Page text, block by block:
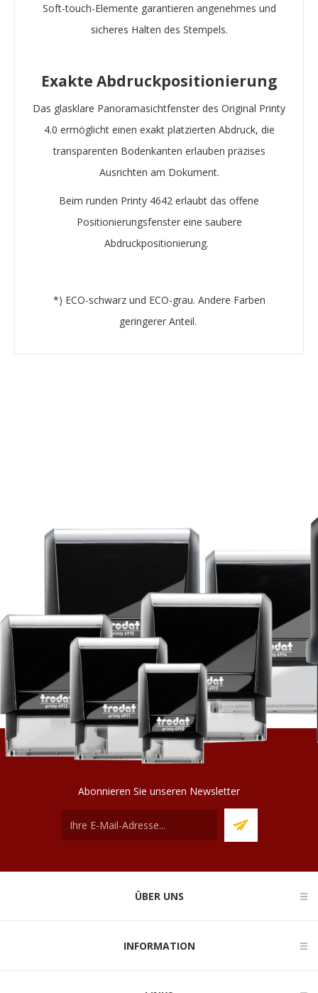
Soft-touch-Elemente garantieren angenehmes und
sicheres Halten des Stempels.
Exakte Abdruckpositionierung
Das glasklare Panoramasichtfenster des Original Printy
4.0 ermöglicht einen exakt platzierten Abdruck, die
transparenten Bodenkanten erlauben präzises
Ausrichten am Dokument.
Beim runden Printy 4642 erlaubt das offene
Positionierungsfenster eine saubere
Abdruckpositionierung.
*) ECO-schwarz und ECO-grau. Andere Farben
geringerer Anteil. ​​
Abonnieren Sie unseren Newsletter
ÜBER UNS
INFORMATION